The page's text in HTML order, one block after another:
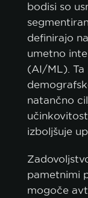
bodisi so
definirajo
umetno
(AI/ML). Ta
natančno
izboljšuje
pametnimi
mogoče